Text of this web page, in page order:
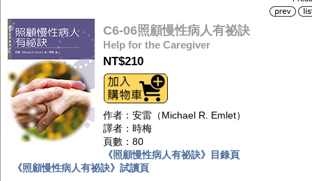
C6-06照顧慢性病人有祕訣
Help for the Caregiver
NT$210
作者：安雷（Michael R. Emlet）
譯者：時梅
頁數：80
《照顧慢性病人有祕訣》目錄頁
《照顧慢性病人有祕訣》試讀頁